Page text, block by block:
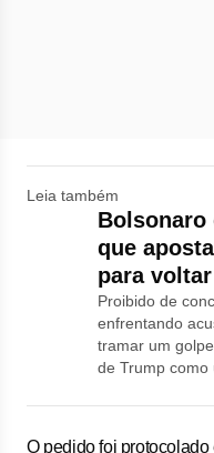
Leia também
Bolsonaro
que
para
Proibido de
enfrentando
tramar um
de Trump como
O pedido foi